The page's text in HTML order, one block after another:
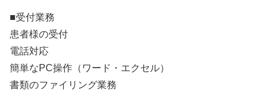
■受付業務
患者様の受付
電話対応
簡単なPC操作（ワード・エクセル）
書類のファイリング業務